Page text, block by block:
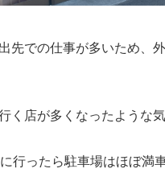
先での仕事が多いため、
く店が多くなったような気
行ったら駐車場はほぼ満車